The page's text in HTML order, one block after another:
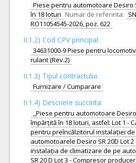
Piese pentru automotoare Desiro
în 18 loturi Numar de referinta:
RO11054545-2026, poz. 622
II.1.2) Cod CPV principal:
34631000-9 Piese pentru
rulant (Rev.2)
II.1.3) Tipul contractului:
Furnizare / Cumparare
II.1.4) Descriere succinta:
,,Piese pentru automotoare Desiro
împărțită în 18 loturi, astfel: Lot 1 -
pentru preîncălzitorul instalației de
automotoarele Desiro SR 20D Lot
instalația de climatizare de pe
SR 20 D Lot 3 - Compresor